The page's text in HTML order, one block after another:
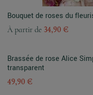
Bouquet de roses du
À partir de 34,90 €
Brassée de rose Alice
transparent
49,90 €